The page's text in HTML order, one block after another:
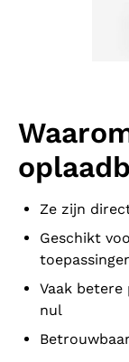
Ze zijn
Geschikt
Vaak
nul